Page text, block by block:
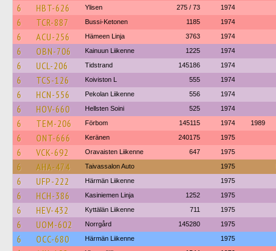
6 HBT-626 Ylisen 275 / 73 1974
6 TCR-887 Bussi-Ketonen 1185 1974
6 ACU-256 Hämeen Linja 3763 1974
6 OBN-706 Kainuun Liikenne 1225 1974
6 UCL-206 Tidstrand 145186 1974
6 TCS-126 Koiviston L 555 1974
6 HCN-556 Pekolan Liikenne 556 1974
6 HOV-660 Hellsten Soini 525 1974
6 TEM-206 Förbom 145115 1974 1989
6 ONT-666 Keränen 240175 1975
6 VCK-692 Oravaisten Liikenne 647 1975
6 AHA-474 Taivassalon Auto 1975
6 UFP-222 Härmän Liikenne 1975
6 HCH-386 Kasiniemen Linja 1252 1975
6 HEV-432 Kyttälän Liikenne 711 1975
6 UOM-602 Norrgård 145280 1975
6 OCC-680 Härmän Liikenne 1975